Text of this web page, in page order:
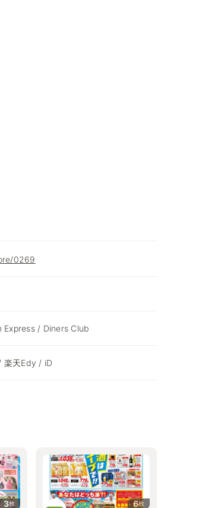
0269
/ Diners Club
楽天Edy / iD
3枚 6枚